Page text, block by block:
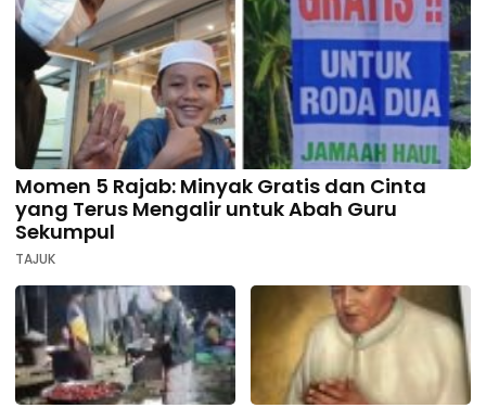
Momen 5 Rajab: Minyak Gratis dan Cinta
yang Terus Mengalir untuk Abah Guru
Sekumpul
TAJUK